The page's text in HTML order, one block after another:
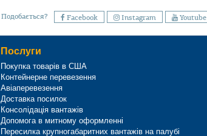
Подобається? Facebook Instagram Youtube
Послуги
Покупка товарів в США
Контейнерне перевезення
Авіаперевезення
Доставка посилок
Консолідація вантажів
Допомога в митному оформленні
Пересилка крупногабаритних вантажів на палубі